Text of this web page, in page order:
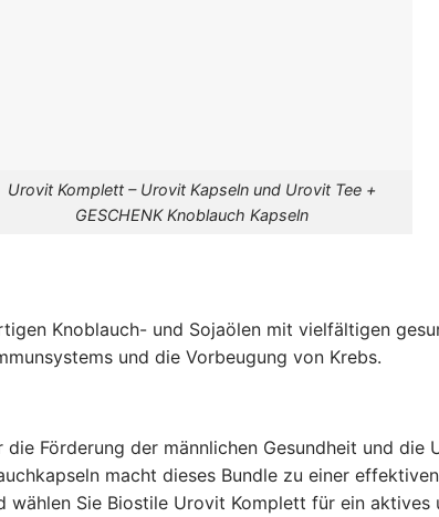
Urovit Komplett – Urovit Kapseln und Urovit Tee +
GESCHENK Knoblauch Kapseln
Knoblauch- und Sojaölen mit vielfältigen
und die Vorbeugung von Krebs.
Förderung der männlichen Gesundheit und die
macht dieses Bundle zu einer
wählen Sie Biostile Urovit Komplett für ein aktives